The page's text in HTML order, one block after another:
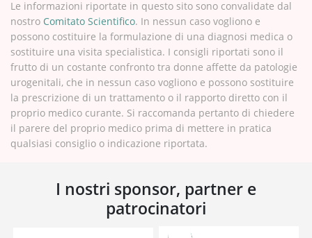
Le informazioni riportate in questo sito sono convalidate dal
nostro Comitato Scientifico. In nessun caso vogliono e
possono costituire la formulazione di una diagnosi medica o
sostituire una visita specialistica. I consigli riportati sono il
frutto di un costante confronto tra donne affette da patologie
urogenitali, che in nessun caso vogliono e possono sostituire
la prescrizione di un trattamento o il rapporto diretto con il
proprio medico curante. Si raccomanda pertanto di chiedere
il parere del proprio medico prima di mettere in pratica
qualsiasi consiglio o indicazione riportata.
I nostri sponsor, partner e
patrocinatori